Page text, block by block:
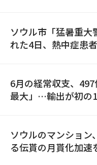
ソウル市「猛暑重大
れた4日、熱中症患
6月の経常収支、
最大」…輸出が初の
ソウルのマンション
る伝貰の月貰化加速